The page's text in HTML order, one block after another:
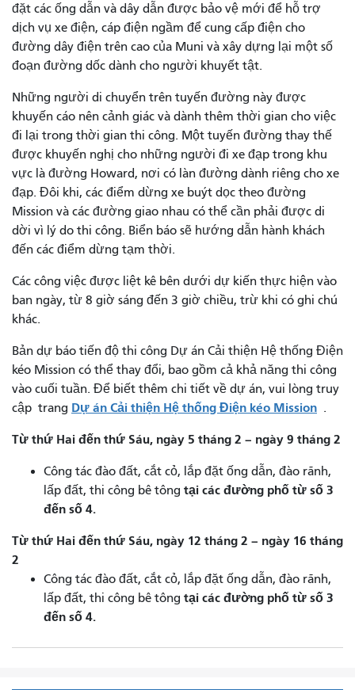
đặt các ống dẫn và dây dẫn được bảo vệ mới để hỗ trợ
dịch vụ xe điện, cáp điện ngầm để cung cấp điện cho
đường dây điện trên cao của Muni và xây dựng lại một số
đoạn đường dốc dành cho người khuyết tật.
Những người di chuyển trên tuyến đường này được
khuyến cáo nên cảnh giác và dành thêm thời gian cho việc
đi lại trong thời gian thi công. Một tuyến đường thay thế
được khuyến nghị cho những người đi xe đạp trong khu
vực là đường Howard, nơi có làn đường dành riêng cho xe
đạp. Đôi khi, các điểm dừng xe buýt dọc theo đường
Mission và các đường giao nhau có thể cần phải được di
dời vì lý do thi công. Biển báo sẽ hướng dẫn hành khách
đến các điểm dừng tạm thời.
Các công việc được liệt kê bên dưới dự kiến ​​thực hiện vào
ban ngày, từ 8 giờ sáng đến 3 giờ chiều, trừ khi có ghi chú
khác.
Bản dự báo tiến độ thi công Dự án Cải thiện Hệ thống Điện
kéo Mission có thể thay đổi, bao gồm cả khả năng thi công
vào cuối tuần. Để biết thêm chi tiết về dự án, vui lòng truy
cập trang Dự án Cải thiện Hệ thống Điện kéo Mission .
Từ thứ Hai đến thứ Sáu, ngày 5 tháng 2 – ngày 9 tháng 2
Công tác đào đất, cắt cỏ, lắp đặt ống dẫn, đào rãnh,
lấp đất, thi công bê tông tại các đường phố từ số 3
đến số 4.
Từ thứ Hai đến thứ Sáu, ngày 12 tháng 2 – ngày 16 tháng
2
Công tác đào đất, cắt cỏ, lắp đặt ống dẫn, đào rãnh,
lấp đất, thi công bê tông tại các đường phố từ số 3
đến số 4.